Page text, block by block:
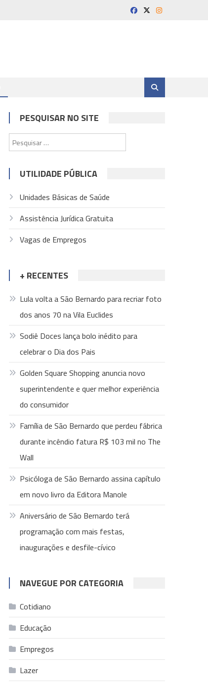
PESQUISAR NO SITE
por:
UTILIDADE PÚBLICA
Unidades Básicas de Saúde
Assistência Jurídica Gratuita
Vagas de Empregos
+ RECENTES
Lula volta a São Bernardo para recriar foto
dos anos 70 na Vila Euclides
Sodiê Doces lança bolo inédito para
celebrar o Dia dos Pais
Golden Square Shopping anuncia novo
superintendente e quer melhor experiência
do consumidor
Família de São Bernardo que perdeu fábrica
durante incêndio fatura R$ 103 mil no The
Wall
Psicóloga de São Bernardo assina capítulo
em novo livro da Editora Manole
Aniversário de São Bernardo terá
programação com mais festas,
inaugurações e desfile-cívico
NAVEGUE POR CATEGORIA
Cotidiano
Educação
Empregos
Lazer